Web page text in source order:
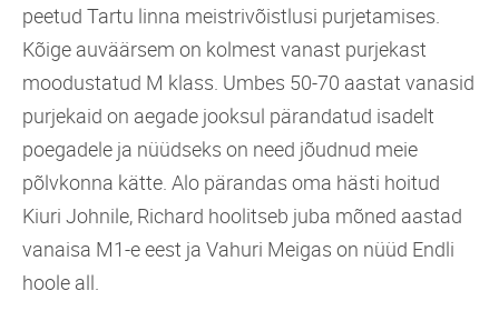
peetud Tartu linna meistrivõistlusi purjetamises.
Kõige auväärsem on kolmest vanast purjekast
moodustatud M klass. Umbes 50-70 aastat vanasid
purjekaid on aegade jooksul pärandatud isadelt
poegadele ja nüüdseks on need jõudnud meie
põlvkonna kätte. Alo pärandas oma hästi hoitud
Kiuri Johnile, Richard hoolitseb juba mõned aastad
vanaisa M1-e eest ja Vahuri Meigas on nüüd Endli
hoole all.